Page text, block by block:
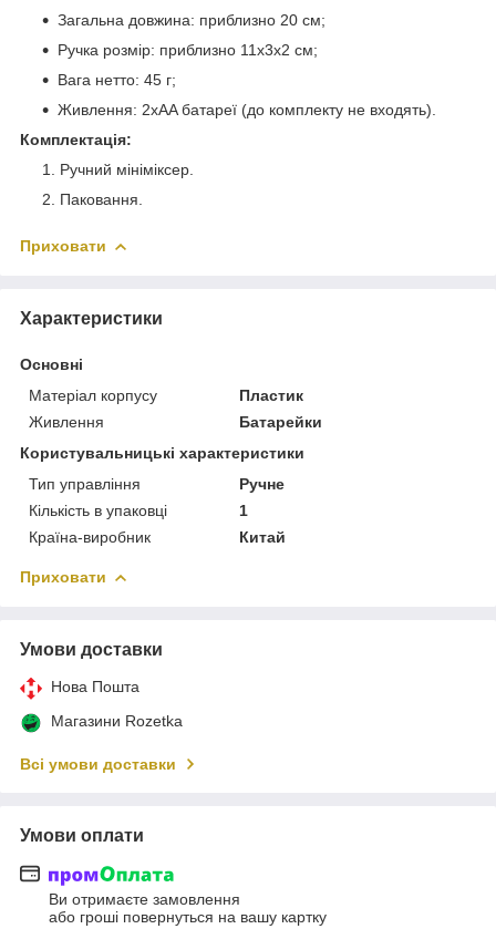
Загальна довжина: приблизно 20 см;
Ручка розмір: приблизно 11х3х2 см;
Вага нетто: 45 г;
Живлення: 2хАA батареї (до комплекту не входять).
Комплектація:
Ручний мініміксер.
Паковання.
Приховати
Характеристики
Основні
Матеріал корпусу
Пластик
Живлення
Батарейки
Користувальницькі характеристики
Тип управління
Ручне
Кількість в упаковці
1
Країна-виробник
Китай
Приховати
Умови доставки
Нова Пошта
Магазини Rozetka
Всі умови доставки
Умови оплати
Ви отримаєте замовлення
або гроші повернуться на вашу картку